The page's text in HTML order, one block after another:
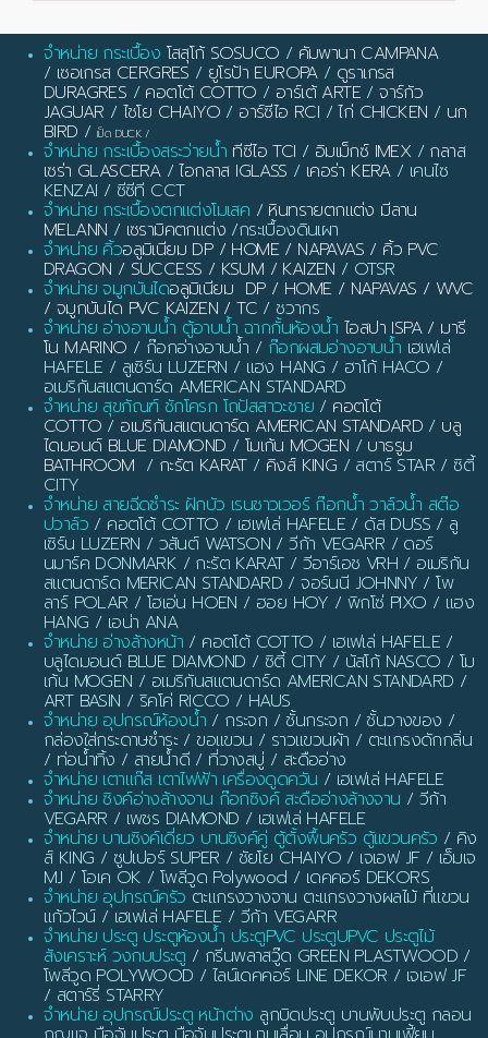
จำหน่าย กระเบื้อง โสสุโก้ SOSUCO / คัมพานา CAMPANA
/ เซอเกรส CERGRES / ยูโรป้า EUROPA/ ดูราเกรส
DURAGRES / คอตโต้ COTTO / อาร์เต้ ARTE /จาร์กัว
JAGUAR / ไชโย CHAIYO / อาร์ซีไอ RCI /ไก่ CHICKEN / นก
BIRD / เป็ด DUCK /
จำหน่าย กระเบื้องสระว่ายน้ำ ทีซีไอ TCI / อิมเม็กซ์ IMEX/ กลาส
เซร่า GLASCERA/ไอกลาส IGLASS / เคอร่า KERA/ เคนไซ
KENZAI / ซีซีที CCT
จำหน่าย กระเบื้องตกแต่งโมเสค / หินทรายตกแต่ง มีลาน
MELANN / เซรามิคตกแต่ง /กระเบื้องดินเผา
จำหน่าย คิ้วอลูมิเนียม DP / HOME / NAPAVAS / คิ้ว PVC
DRAGON / SUCCESS / KSUM / KAIZEN / OTSR
จำหน่าย จมูกบันไดอลูมิเนียม DP / HOME / NAPAVAS / WVC
/ จมูกบันได PVC KAIZEN / TC / ชวากร
จำหน่าย อ่างอาบน้ำ ตู้อาบน้ำ ฉากกั้นห้องน้ำ ไอสปา ISPA / มารี
โน MARINO / ก๊อกอ่างอาบน้ำ / ก๊อกผสมอ่างอาบน้ำ เฮเฟเล่
HAFELE / ลูเซิร์น LUZERN / แฮง HANG / ฮาโก้ HACO /
อเมริกันสแตนดาร์ด AMERICAN STANDARD
จำหน่าย สุขภัณฑ์ ชักโครก โถปัสสาวะชาย / คอตโต้
COTTO / อเมริกันสแตนดาร์ด AMERICAN STANDARD / บลู
ไดมอนด์ BLUE DIAMOND / โมเก้น MOGEN / บาธรูม
BATHROOM / กะรัต KARAT/ คิงส์ KING / สตาร์ STAR / ซิตี้
CITY
จำหน่าย สายฉีดชำระ ฝักบัว เรนชาวเวอร์ ก๊อกน้ำ วาล์วน้ำ สต๊อ
ปวาล์ว / คอตโต้ COTTO / เฮเฟเล่ HAFELE / ดัส DUSS / ลู
เซิร์น LUZERN / วสันต์ WATSON / วีก้า VEGARR / ดอร์
นมาร์ค DONMARK / กะรัต KARAT / วีอาร์เอช VRH / อเมริกัน
สแตนดาร์ด MERICAN STANDARD / จอร์นนี JOHNNY / โพ
ลาร์ POLAR / โฮเอ่น HOEN / ฮอย HOY / พิกโซ่ PIXO / แฮง
HANG / เอน่า ANA
จำหน่าย อ่างล้างหน้า / คอตโต้ COTTO / เฮเฟเล่ HAFELE /
บลูไดมอนด์ BLUE DIAMOND / ซิตี้ CITY / นัสโก้ NASCO / โม
เก้น MOGEN / อเมริกันสแตนดาร์ด AMERICAN STANDARD /
ART BASIN / ริคโค่ RICCO / HAUS
จำหน่าย อุปกรณ์ห้องน้ำ / กระจก / ชั้นกระจก / ชั้นวางของ /
กล่องใส่กระดาษชำระ / ขอแขวน / ราวแขวนผ้า / ตะแกรงดักกลิ่น
/ ท่อน้ำทิ้ง / สายน้ำดี / ที่วางสบู่ / สะดืออ่าง
จำหน่าย เตาแก๊ส เตาไฟฟ้า เครื่องดูดควัน / เฮเฟเล่ HAFELE
จำหน่าย ซิงค์อ่างล้างจาน ก๊อกซิงค์ สะดืออ่างล้างจาน / วีก้า
VEGARR / เพชร DIAMOND / เฮเฟเล่ HAFELE
จำหน่าย บานซิงค์เดี่ยว บานซิงค์คู่ ตู้ตั้งพื้นครัว ตู้แขวนครัว / คิง
ส์ KING / ซูปเปอร์ SUPER / ชัยโย CHAIYO / เจเอฟ JF / เอ็มเจ
MJ / โอเค OK / โพลีวูด Polywood / เดคคอร์ DEKORS
จำหน่าย อุปกรณ์ครัว ตะแกรงวางจาน ตะแกรงวางผลไม้ ที่แขวน
แก้วไวน์ / เฮเฟเล่ HAFELE / วีก้า VEGARR
จำหน่าย ประตู ประตูห้องน้ำ ประตูPVC ประตูUPVC ประตูไม้
สังเคราะห์ วงกบประตู / กรีนพลาสวู๊ด GREEN PLASTWOOD /
โพลีวูด POLYWOOD / ไลน์เดคคอร์ LINE DEKOR / เจเอฟ JF
/ สตาร์รี่ STARRY
จำหน่าย อุปกรณ์ประตู หน้าต่าง ลูกบิดประตู บานพับประตู กลอน